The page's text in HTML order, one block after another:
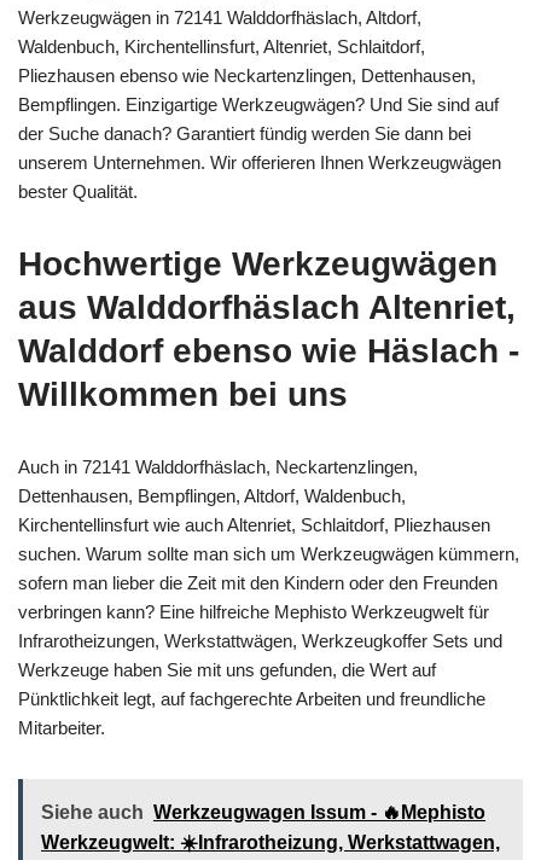
Werkzeugwägen in 72141 Walddorfhäslach, Altdorf,
Waldenbuch, Kirchentellinsfurt, Altenriet, Schlaitdorf,
Pliezhausen ebenso wie Neckartenzlingen, Dettenhausen,
Bempflingen. Einzigartige Werkzeugwägen? Und Sie sind auf
der Suche danach? Garantiert fündig werden Sie dann bei
unserem Unternehmen. Wir offerieren Ihnen Werkzeugwägen
bester Qualität.
Hochwertige Werkzeugwägen
aus Walddorfhäslach Altenriet,
Walddorf ebenso wie Häslach -
Willkommen bei uns
Auch in 72141 Walddorfhäslach, Neckartenzlingen,
Dettenhausen, Bempflingen, Altdorf, Waldenbuch,
Kirchentellinsfurt wie auch Altenriet, Schlaitdorf, Pliezhausen
suchen. Warum sollte man sich um Werkzeugwägen kümmern,
sofern man lieber die Zeit mit den Kindern oder den Freunden
verbringen kann? Eine hilfreiche Mephisto Werkzeugwelt für
Infrarotheizungen, Werkstattwägen, Werkzeugkoffer Sets und
Werkzeuge haben Sie mit uns gefunden, die Wert auf
Pünktlichkeit legt, auf fachgerechte Arbeiten und freundliche
Mitarbeiter.
Siehe auch Werkzeugwagen Issum - 🔥Mephisto
Werkzeugwelt: ☀️Infrarotheizung, Werkstattwagen,